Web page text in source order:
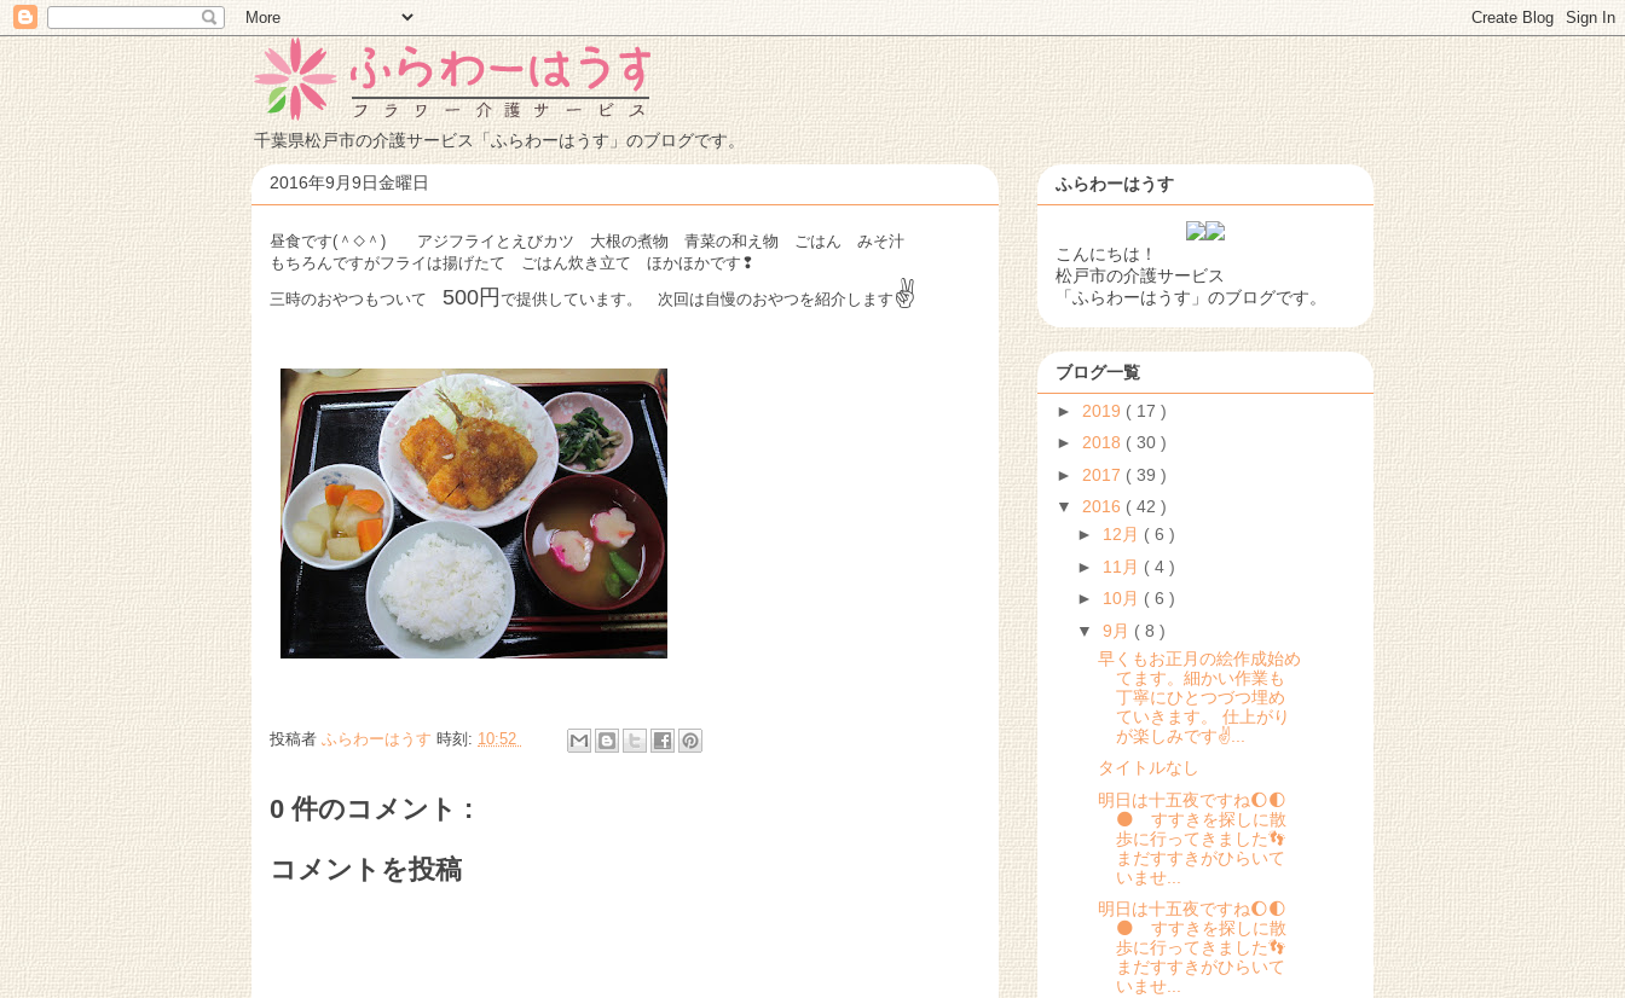
千葉県松戸市の介護サービス「ふらわーはうす」のブログです。
2016年9月9日金曜日
昼食です(＾◇＾) アジフライとえびカツ 大根の煮物 青菜の和え物 ごはん みそ汁
もちろんですがフライは揚げたて ごはん炊き立て ほかほかです❢
三時のおやつもついて 500円 で提供しています。 次回は自慢のおやつを紹介します ✌
投稿者 ふらわーはうす 時刻: 10:52
0 件のコメント :
コメントを投稿
ふらわーはうす
こんにちは！
松戸市の介護サービス
「ふらわーはうす」のブログです。
ブログ一覧
► 2019 ( 17 )
► 2018 ( 30 )
► 2017 ( 39 )
▼ 2016 ( 42 )
► 12月 ( 6 )
► 11月 ( 4 )
► 10月 ( 6 )
▼ 9月 ( 8 )
早くもお正月の絵作成始め
てます。細かい作業も
丁寧にひとつづつ埋め
ていきます。 仕上がり
が楽しみです✌...
タイトルなし
明日は十五夜ですね🌔🌓
🌑 すすきを探しに散
歩に行ってきました👣
まだすすきがひらいて
いませ...
明日は十五夜ですね🌔🌓
🌑 すすきを探しに散
歩に行ってきました👣
まだすすきがひらいて
いませ...